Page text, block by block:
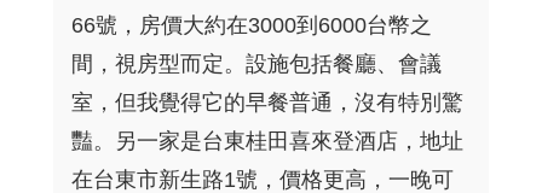
66號，房價大約在3000到6000台幣之
間，視房型而定。設施包括餐廳、會議
室，但我覺得它的早餐普通，沒有特別驚
豔。另一家是台東桂田喜來登酒店，地址
在台東市新生路1號，價格更高，一晚可